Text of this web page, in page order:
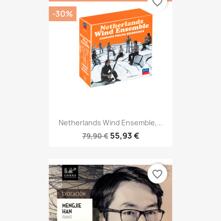
Netherlands Wind Ensemble,...
79,90 € 55,93 €
-30%
favorite_border